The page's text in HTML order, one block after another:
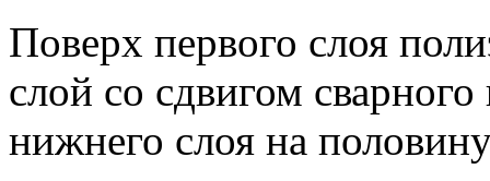
Поверх первого слоя
слой со сдвигом
нижнего слоя на